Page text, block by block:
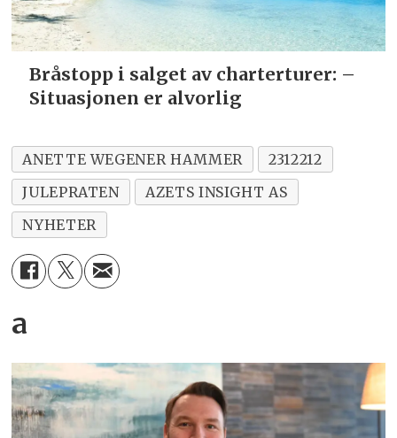
Bråstopp i salget av charterturer: –
Situasjonen er alvorlig
ANETTE WEGENER HAMMER
2312212
JULEPRATEN
AZETS INSIGHT AS
NYHETER
a